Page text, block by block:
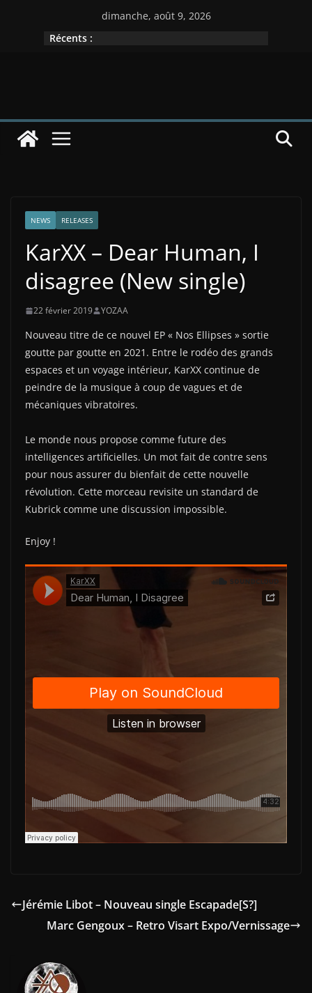
dimanche, août 9, 2026
Récents :
NEWS RELEASES
KarXX – Dear Human, I
disagree (New single)
22 février 2019 YOZAA
Nouveau titre de ce nouvel EP « Nos Ellipses » sortie
goutte par goutte en 2021. Entre le rodéo des grands
espaces et un voyage intérieur, KarXX continue de
peindre de la musique à coup de vagues et de
mécaniques vibratoires.
Le monde nous propose comme future des
intelligences artificielles. Un mot fait de contre sens
pour nous assurer du bienfait de cette nouvelle
révolution. Cette morceau revisite un standard de
Kubrick comme une discussion impossible.
Enjoy !
Jérémie Libot – Nouveau single Escapade[S?]
Marc Gengoux – Retro Visart Expo/Vernissage